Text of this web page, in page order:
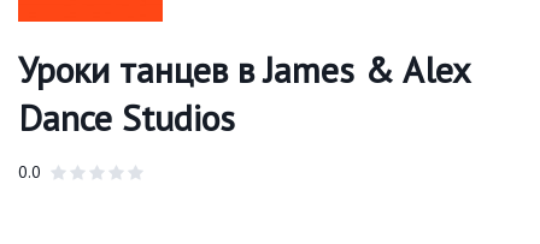
Уроки танцев в James & Alex
Dance Studios
0.0